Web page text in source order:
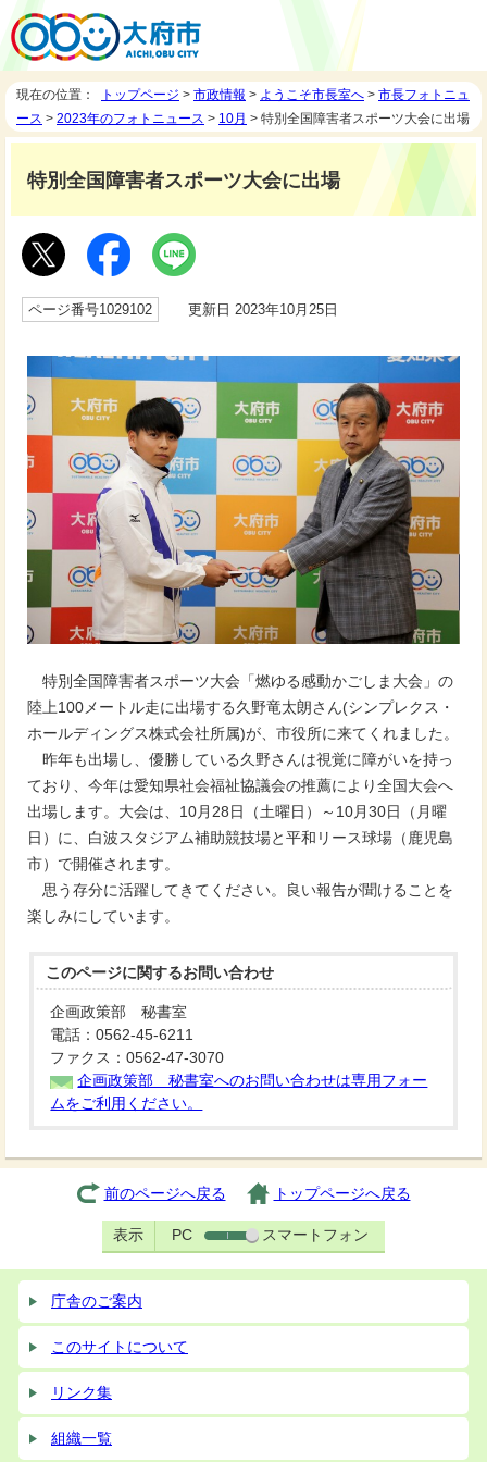
現在の位置： トップページ > 市政情報 > ようこそ市長室へ > 市長フォトニュ
ース > 2023年のフォトニュース > 10月 > 特別全国障害者スポーツ大会に出場
特別全国障害者スポーツ大会に出場
ページ番号1029102 更新日 2023年10月25日
特別全国障害者スポーツ大会「燃ゆる感動かごしま大会」の
陸上100メートル走に出場する久野竜太朗さん(シンプレクス・
ホールディングス株式会社所属)が、市役所に来てくれました。
昨年も出場し、優勝している久野さんは視覚に障がいを持っ
ており、今年は愛知県社会福祉協議会の推薦により全国大会へ
出場します。大会は、10月28日（土曜日）～10月30日（月曜
日）に、白波スタジアム補助競技場と平和リース球場（鹿児島
市）で開催されます。
思う存分に活躍してきてください。良い報告が聞けることを
楽しみにしています。
このページに関するお問い合わせ
企画政策部 秘書室
電話：0562-45-6211
ファクス：0562-47-3070
企画政策部 秘書室へのお問い合わせは専用フォー
ムをご利用ください。
前のページへ戻る トップページへ戻る
表示 PC スマートフォン
庁舎のご案内
このサイトについて
リンク集
組織一覧